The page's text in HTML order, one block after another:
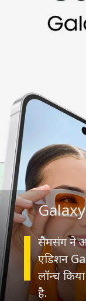
सैमसंग ने
एडिशन
लॉन्च
है.